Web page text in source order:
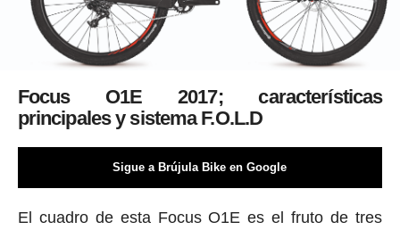
Focus O1E 2017; características
principales y sistema F.O.L.D
Sigue a Brújula Bike en Google
El cuadro de esta Focus O1E es el fruto de tres